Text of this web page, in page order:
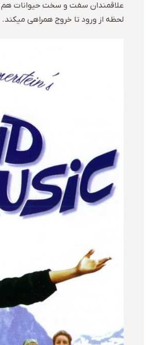
علاقمندان سفت و سخت حیوانات هم
لحظه از ورود تا خروج همراهی میکند.